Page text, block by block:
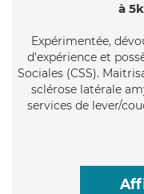
à
Expérimentée,
d'expérience et
Sociales (CSS).
sclérose latérale
services de lever/